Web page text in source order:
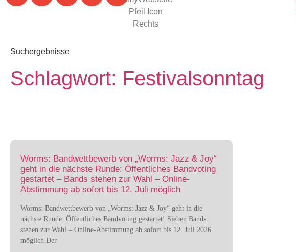
Suchergebnisse
Schlagwort: Festivalsonntag
Worms: Bandwettbewerb von „Worms: Jazz & Joy“
geht in die nächste Runde: Öffentliches Bandvoting
gestartet – Bands stehen zur Wahl – Online-
Abstimmung ab sofort bis 12. Juli möglich
Worms: Bandwettbewerb von „Worms: Jazz & Joy“ geht in die
nächste Runde: Öffentliches Bandvoting gestartet! Sieben Bands
stehen zur Wahl – Online-Abstimmung ab sofort bis 12. Juli 2026
möglich Der